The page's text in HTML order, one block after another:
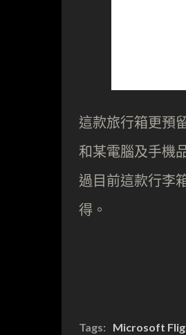
這款旅行箱更預
和某電腦及手機
過目前這款行李
得。
Tags: Microsoft